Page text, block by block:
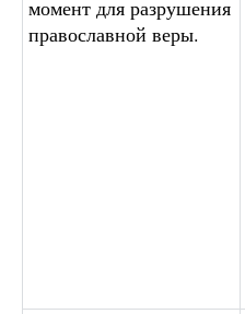
момент для разрушения
православной веры.